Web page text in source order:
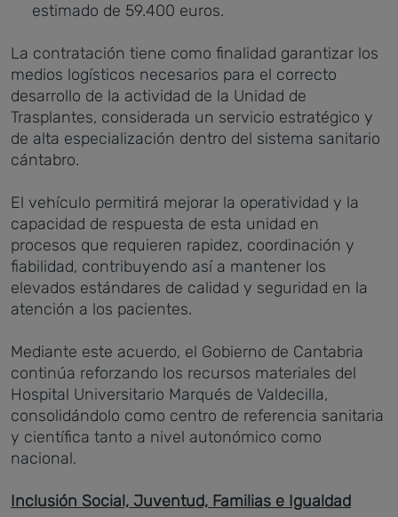
estimado de 59.400 euros.
La contratación tiene como finalidad garantizar los
medios logísticos necesarios para el correcto
desarrollo de la actividad de la Unidad de
Trasplantes, considerada un servicio estratégico y
de alta especialización dentro del sistema sanitario
cántabro.
El vehículo permitirá mejorar la operatividad y la
capacidad de respuesta de esta unidad en
procesos que requieren rapidez, coordinación y
fiabilidad, contribuyendo así a mantener los
elevados estándares de calidad y seguridad en la
atención a los pacientes.
Mediante este acuerdo, el Gobierno de Cantabria
continúa reforzando los recursos materiales del
Hospital Universitario Marqués de Valdecilla,
consolidándolo como centro de referencia sanitaria
y científica tanto a nivel autonómico como
nacional.
Inclusión Social, Juventud, Familias e Igualdad